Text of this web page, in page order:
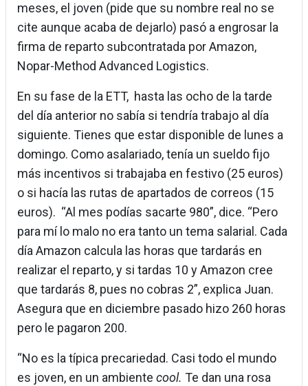
meses, el joven (pide que su nombre real no se
cite aunque acaba de dejarlo) pasó a engrosar la
firma de reparto subcontratada por Amazon,
Nopar-Method Advanced Logistics.
En su fase de la ETT, hasta las ocho de la tarde
del día anterior no sabía si tendría trabajo al día
siguiente. Tienes que estar disponible de lunes a
domingo. Como asalariado, tenía un sueldo fijo
más incentivos si trabajaba en festivo (25 euros)
o si hacía las rutas de apartados de correos (15
euros). “Al mes podías sacarte 980”, dice. “Pero
para mí lo malo no era tanto un tema salarial. Cada
día Amazon calcula las horas que tardarás en
realizar el reparto, y si tardas 10 y Amazon cree
que tardarás 8, pues no cobras 2”, explica Juan.
Asegura que en diciembre pasado hizo 260 horas
pero le pagaron 200.
“No es la típica precariedad. Casi todo el mundo
es joven, en un ambiente cool. Te dan una rosa